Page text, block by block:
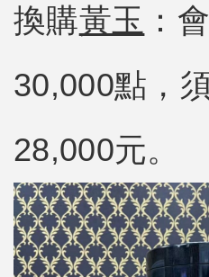
換購黃玉 ：
30,000點，
28,000元。